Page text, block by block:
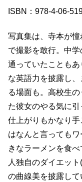
ISBN：978-4-06-
写真集は、寺本が
で撮影を敢行。中
通っていたことも
な英語力を披露し
る場面も。高校生
た彼女のやる気に引
仕上がりもかなり
はなんと言っても
きなラーメンを食
人独自のダイエッ
の曲線美を披露し